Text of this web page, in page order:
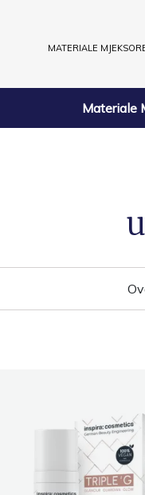
MATERIALE
Materiale